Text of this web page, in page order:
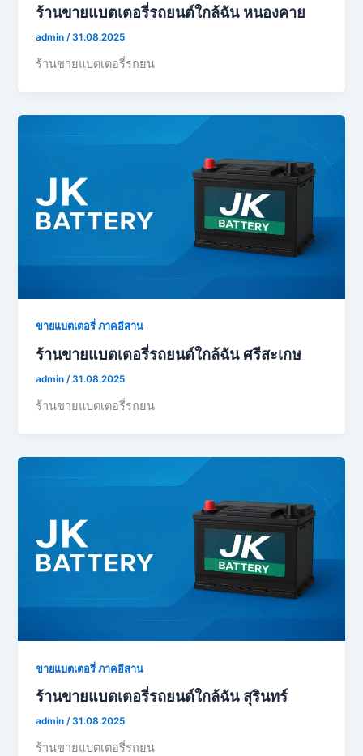
ร้านขายแบตเตอรี่รถยนต์ใกล้ฉัน หนองคาย
admin/31.08.2025
ร้านขายแบตเตอรี่รถยน
ขายแบตเตอรี่ ภาคอีสาน
ร้านขายแบตเตอรี่รถยนต์ใกล้ฉัน ศรีสะเกษ
admin/31.08.2025
ร้านขายแบตเตอรี่รถยน
ขายแบตเตอรี่ ภาคอีสาน
ร้านขายแบตเตอรี่รถยนต์ใกล้ฉัน สุรินทร์
admin/31.08.2025
ร้านขายแบตเตอรี่รถยน